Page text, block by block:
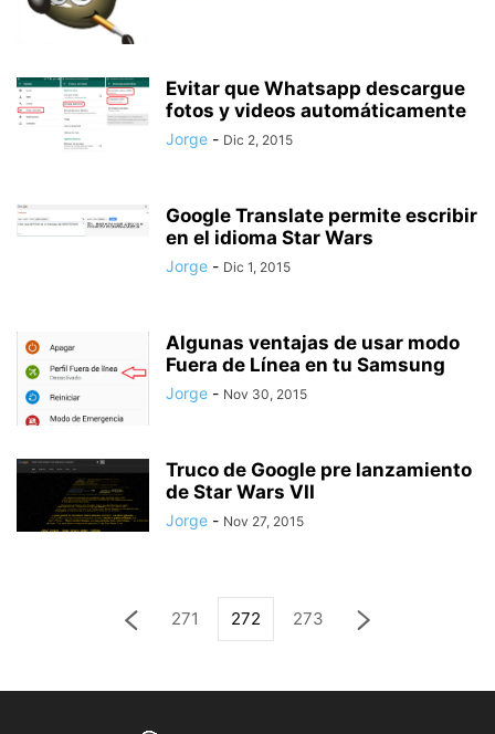
Evitar que Whatsapp descargue
fotos y videos automáticamente
Jorge - Dic 2, 2015
Google Translate permite escribir
en el idioma Star Wars
Jorge - Dic 1, 2015
Algunas ventajas de usar modo
Fuera de Línea en tu Samsung
Jorge - Nov 30, 2015
Truco de Google pre lanzamiento
de Star Wars VII
Jorge - Nov 27, 2015
271 272 273